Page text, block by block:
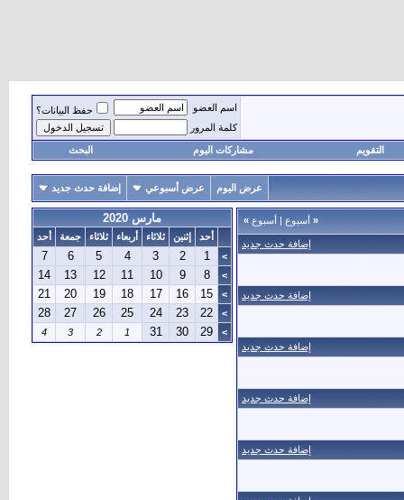
اسم العضو
حفظ البيانات؟
كلمة المرور
التقويم مشاركات اليوم البحث
عرض اليوم عرض أسبوعي إضافة حدث جديد
« أسبوع | أسبوع »
إضافة حدث جديد
إضافة حدث جديد
إضافة حدث جديد
إضافة حدث جديد
إضافة حدث جديد
مارس 2020
أحد إثنين ثلاثاء أربعاء ثلاثاء جمعة
أحد
>
1
2
3
4
5
6
7
>
8
9
10
11
12
13
14
>
15
16
17
18
19
20
21
>
22
23
24
25
26
27
28
>
29
30
31
1
2
3
4